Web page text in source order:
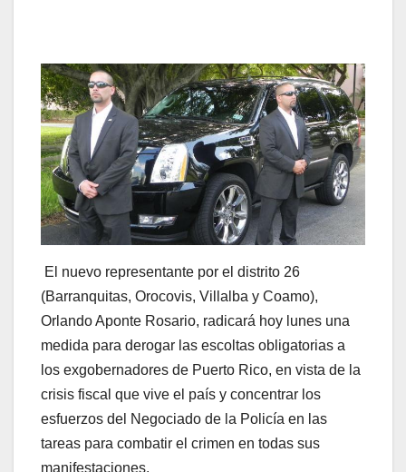
El nuevo representante por el distrito 26
(Barranquitas, Orocovis, Villalba y Coamo),
Orlando Aponte Rosario, radicará hoy lunes una
medida para derogar las escoltas obligatorias a
los exgobernadores de Puerto Rico, en vista de la
crisis fiscal que vive el país y concentrar los
esfuerzos del Negociado de la Policía en las
tareas para combatir el crimen en todas sus
manifestaciones.